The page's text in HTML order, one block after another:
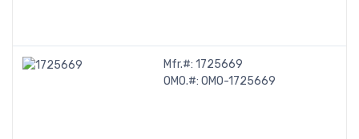
Mfr.#: 1725669
OMO.#: OMO-1725669